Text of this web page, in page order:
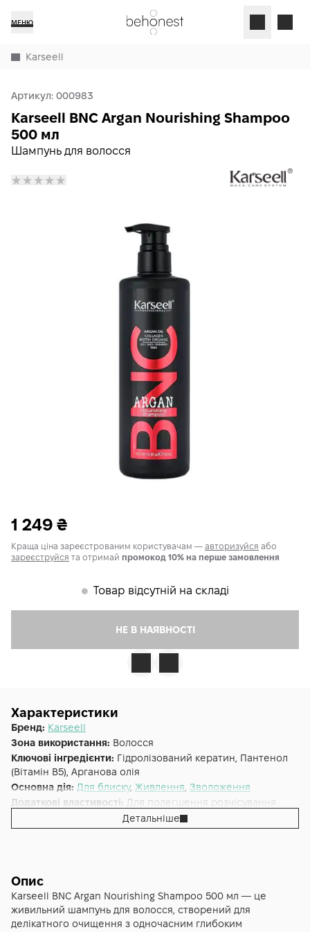
МЕНЮ
Karseell
Артикул: 000983
Шампунь для волосся
Karseell BNC Argan Nourishing Shampoo
500 мл
1 249 ₴
Краща ціна зареєстрованим користувачам — авторизуйся або
зареєструйся та отримай промокод 10% на перше замовлення
𒊹 Товар відсутній на складі
НЕ В НАЯВНОСТІ
Характеристики
Бренд: Karseell
Зона використання: Волосся
Ключові інгредієнти: Гідролізований кератин, Пантенол
(Вітамін B5), Арганова олія
Основна дія: Для блиску, Живлення Зволоження
Додаткові властивості: Для полегшення розчісування
Шампунь
Тип волосся:
Детальніше
Опис
Karseell BNC Argan Nourishing Shampoo 500 мл — це
живильний шампунь для волосся, створений для
делікатного очищення з одночасним глибоким